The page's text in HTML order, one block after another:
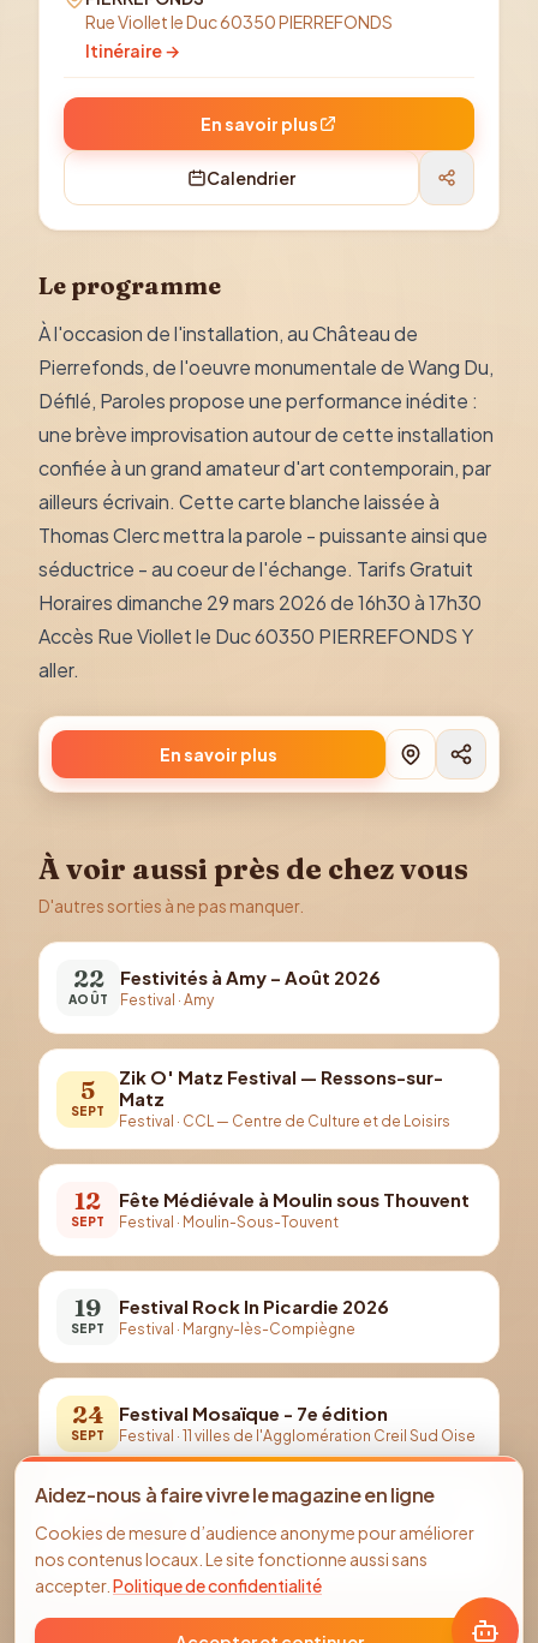
Rue Viollet le Duc 60350 PIERREFONDS
Itinéraire →
En savoir plus
Calendrier
Le programme
À l'occasion de l'installation, au Château de
Pierrefonds, de l'oeuvre monumentale de Wang Du,
Défilé, Paroles propose une performance inédite :
une brève improvisation autour de cette installation
confiée à un grand amateur d'art contemporain, par
ailleurs écrivain. Cette carte blanche laissée à
Thomas Clerc mettra la parole - puissante ainsi que
séductrice - au coeur de l'échange. Tarifs Gratuit
Horaires dimanche 29 mars 2026 de 16h30 à 17h30
Accès Rue Viollet le Duc 60350 PIERREFONDS Y
aller.
En savoir plus
À voir aussi près de chez vous
D'autres sorties à ne pas manquer.
22
AOÛT
Festivités à Amy – Août 2026
Festival · Amy
5
SEPT
Zik O' Matz Festival — Ressons-sur-
Matz
Festival · CCL — Centre de Culture et de Loisirs
12
SEPT
Fête Médiévale à Moulin sous Thouvent
Festival · Moulin-Sous-Touvent
19
SEPT
Festival Rock In Picardie 2026
Festival · Margny-lès-Compiègne
24
SEPT
Festival Mosaïque - 7e édition
Festival · 11 villes de l'Agglomération Creil Sud Oise
25
Autonne Villages - Sortie à Lewarde et
Douai
Festival· Béthancourt-En-Valois
Aidez-nous à faire vivre le magazine en ligne
Cookies de mesure d’audience anonyme pour améliorer
nos contenus locaux. Le site fonctionne aussi sans
accepter. Politique de confidentialité